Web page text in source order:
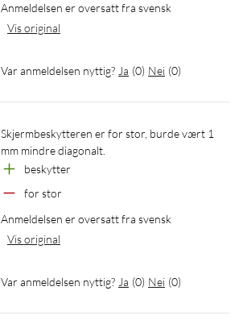
Anmeldelsen er oversatt fra svensk
Vis original
Var anmeldelsen nyttig? Ja (0) Nei (0)
Skjermbeskytteren er for stor, burde vært 1
mm mindre diagonalt.
beskytter
for stor
Anmeldelsen er oversatt fra svensk
Vis original
Var anmeldelsen nyttig? Ja (0) Nei (0)